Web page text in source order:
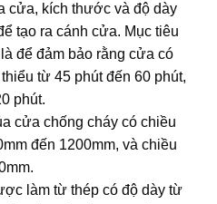
cửa, kích thước và độ dày
tạo ra cánh cửa. Mục tiêu
để đảm bảo rằng cửa có
từ 45 phút đến 60 phút,
phút.
cửa chống cháy có chiều
đến 1200mm, và chiều
làm từ thép có độ dày từ